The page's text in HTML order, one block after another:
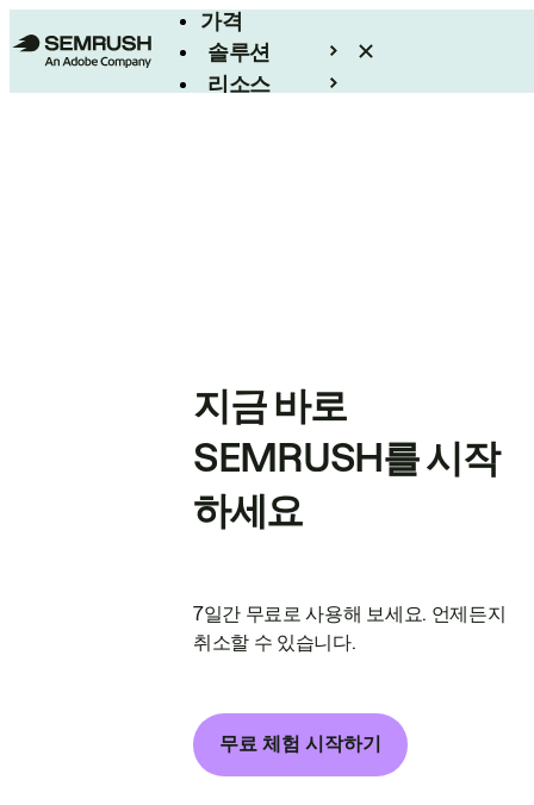
가격
솔루션
리소스
지금 바로
SEMRUSH를 시작
하세요
7일간 무료로 사용해 보세요. 언제든지
취소할 수 있습니다.
무료 체험 시작하기